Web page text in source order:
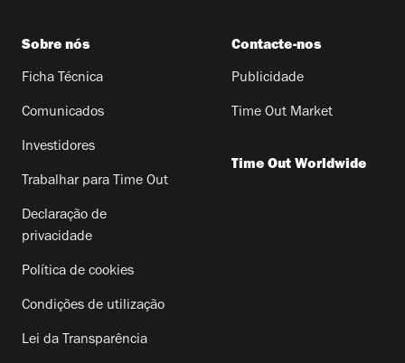
Sobre nós
Ficha Técnica
Comunicados
Investidores
Trabalhar para Time Out
Declaração de
privacidade
Política de cookies
Condições de utilização
Lei da Transparência
Contacte-nos
Publicidade
Time Out Market
Time Out Worldwide